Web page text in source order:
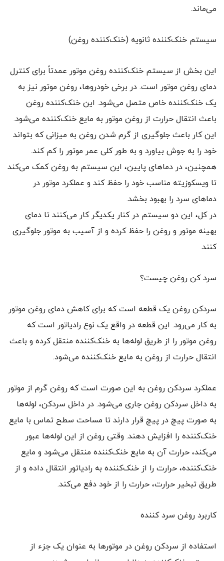
می‌ماند.
سیستم خنک‌کننده ثانویه (خنک‌کننده روغن)
این بخش از سیستم خنک‌کننده روغن موتور عمدتاً برای کنترل
دمای روغن موتور است. در برخی خودروها، روغن موتور نیز به
یک خنک‌کننده خاص متصل می‌شود. این خنک‌کننده روغن
باعث انتقال حرارت از روغن موتور به مایع خنک‌کننده می‌شود.
این کار باعث جلوگیری از گرم شدن روغن به میزانی که بتواند
خود را به جوش بیاورد و به طور کلی عمر موتور را کم کند.
همچنین، در دماهای پایین، این سیستم به روغن کمک می‌کند
تا ویسکوزیته مناسب خود را حفظ کند و عملکرد موتور در
دماهای سرد را بهبود بخشد.
در کل، این دو سیستم در کنار یکدیگر کار می‌کنند تا دمای
بهینه موتور و روغن را حفظ کرده و از آسیب به موتور جلوگیری
کنند.
سرد کن روغن چیست؟
سردکن روغن یک قطعه است که برای کاهش دمای روغن موتور
به کار می‌رود. این قطعه در واقع یک نوع رادیاتور است که
روغن موتور را از طریق لوله‌ها به خنک‌کننده منتقل کرده و باعث
انتقال حرارت از روغن به مایع خنک‌کننده می‌شود.
عملکرد سردکن روغن به این صورت است که روغن گرم از موتور
به داخل سردکن روغن جاری می‌شود. در داخل سردکن، لوله‌ها
به صورت پیچ در پیچ قرار دارند تا مساحت سطح تماس با مایع
خنک‌کننده را افزایش دهند. وقتی روغن از این لوله‌ها عبور
می‌کند، حرارت آن به مایع خنک‌کننده منتقل می‌شود و مایع
خنک‌کننده، حرارت را از خنک‌کننده به رادیاتور انتقال داده و از
طریق تبخیر حرارت، حرارت را از خود دفع می‌کند.
کاربرد روغن سرد کننده
استفاده از سردکن روغن در موتورها به عنوان یک جزء از